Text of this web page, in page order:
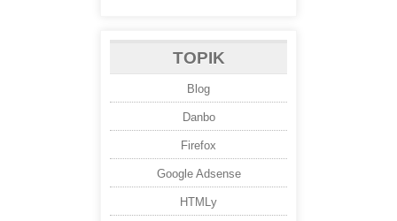
TOPIK
Blog
Danbo
Firefox
Google Adsense
HTMLy